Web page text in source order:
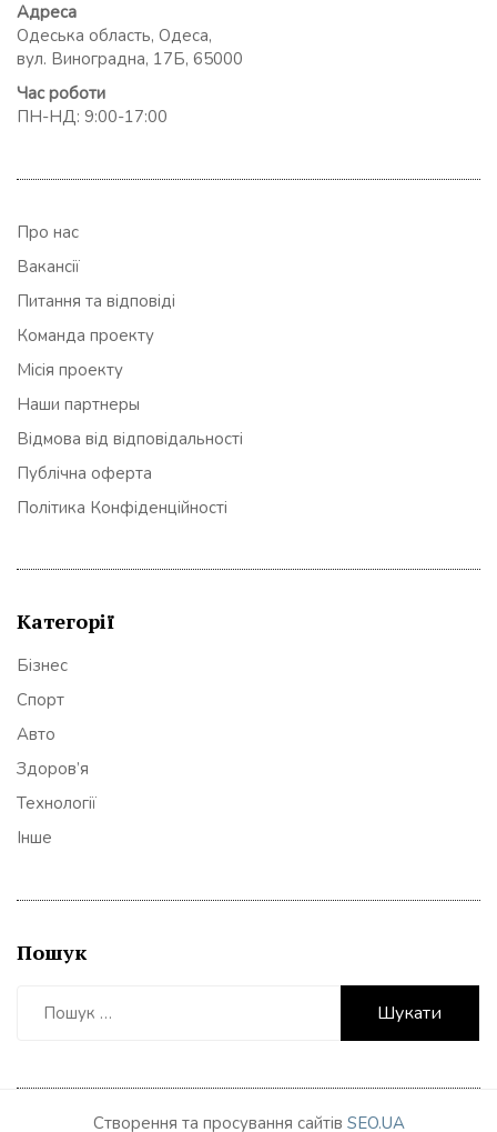
Адреса
Одеська область, Одеса,
вул. Виноградна, 17Б, 65000
Час роботи
ПН-НД: 9:00-17:00
Про нас
Вакансії
Питання та відповіді
Команда проекту
Місія проекту
Наши партнеры
Відмова від відповідальності
Публічна оферта
Політика Конфіденційності
Категорії
Бізнес
Спорт
Авто
Здоров’я
Технології
Інше
Пошук
Створення та просування сайтів SEO.UA